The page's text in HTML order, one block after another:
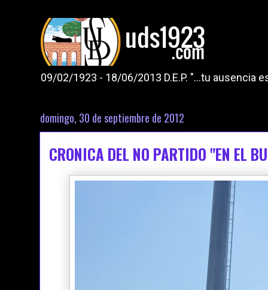
09/02/1923 - 18/06/2013 D.E.P. "...tu ausencia
domingo, 30 de septiembre de 2012
CRONICA DEL NO PARTIDO "EN EL